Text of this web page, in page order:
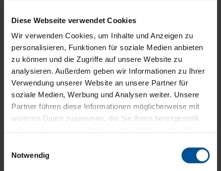
Diese Webseite verwendet Cookies
Wir verwenden Cookies, um Inhalte und Anzeigen zu
personalisieren, Funktionen für soziale Medien anbieten
zu können und die Zugriffe auf unsere Website zu
analysieren. Außerdem geben wir Informationen zu Ihrer
Verwendung unserer Website an unsere Partner für
soziale Medien, Werbung und Analysen weiter. Unsere
Partner führen diese Informationen möglicherweise mit
weiteren Daten zusammen, die Sie ihnen bereitgestellt
Notwendig
VACUDEST XSou
VACUDEST XS Clearcat
Capacité de traitement*
200 - 300 m³/an